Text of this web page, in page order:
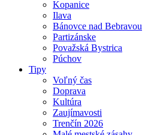
Kopanice
Ilava
Bánovce nad Bebravou
Partizánske
Považská Bystrica
Púchov
Tipy
Voľný čas
Doprava
Kultúra
Zaujímavosti
Trenčín 2026